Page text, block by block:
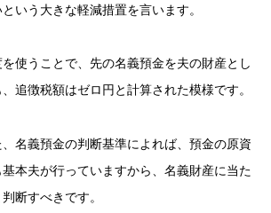
いう大きな軽減措置を言います。
使うことで、先の名義預金を夫の財産とし
追徴税額はゼロ円と計算された模様です。
名義預金の判断基準によれば、預金の原資
本夫が行っていますから、名義財産に当た
断すべきです。